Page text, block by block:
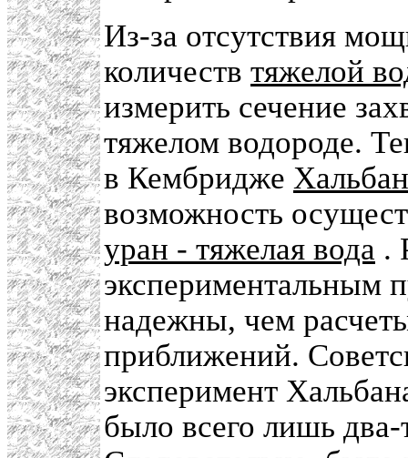
Из-за отсутствия
количеств тяжелой
измерить сечение
тяжелом водороде.
в Кембридже
возможность
уран - тяжелая вода .
экспериментальным
надежны, чем
приближений.
эксперимент
было всего лишь